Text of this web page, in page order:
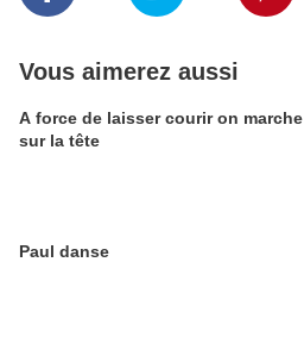
Vous aimerez aussi
A force de laisser courir on marche
sur la tête
Paul danse